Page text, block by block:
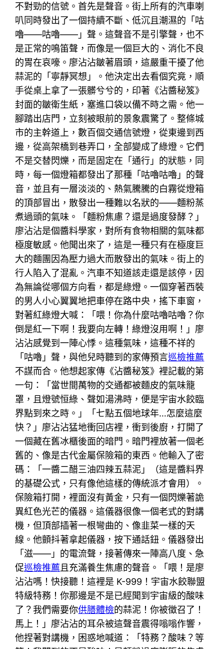
不對勁的信號。首先是聲音。街上所有的汽車喇
叭同時發出了一個持續不斷、低沉且潮濕的「咕
嚕——咕嚕——」聲。這聲音不是引擎聲，也不
是正常的鳴笛聲，而像是一個巨大的、消化不良
的胃在哀嚎。廖沾沾皺著眉頭，這嚴重干擾了他
蒜泥的「寧靜冥想」。他決定出去看個究竟，順
手從桌上拿了一張髒兮兮的，印著《沾醬秘笈》
封面的皺衛生紙，塞進口袋以備不時之需。他一
腳踏出店門，立刻被眼前的景象震驚了。整條城
市的主幹道上，數百個交通信號燈，從東邊到西
邊，從高架橋到巷弄口，全部變成了綠燈。它們
不是交替閃爍，而是固定在「通行」的狀態，同
時，每一個燈箱都發出了那種「咕嚕咕嚕」的聲
音，並且有一層淡淡的、熱氣騰騰的白霧從燈箱
的頂部冒出，散發出一種難以名狀的——麵粉蒸
煮過頭的氣味。「麵粉焦慮？還是過度發酵？」
廖沾沾是個醬料學家，對所有食物相關的氣味都
極度敏感。他聞出來了，這是一種只有在極度巨
大的麵團因為壓力過大而散發出的氣味。街上的
行人陷入了混亂。汽車不知道該走還是該停，因
為無論從哪個方向看，都是綠燈。一個穿著西裝
的男人小心翼翼地把車停在路中央，搖下車窗，
對著紅綠燈大喊：「喂！你為什麼咕嚕咕嚕？你
倒是紅一下啊！我要向左轉！綠燈沒用啊！」廖
沾沾感覺到一陣心悸。這種氣味，這種不祥的
「咕嚕」聲，與他兒時聽到的家傳預言巡檢推薦
不謀而合。他想起家傳《沾醬秘笈》裡記載的第
一句：「當世間萬物的交通都被麵皮的氣味籠
罩，且燈號恒綠、聲如湯沸時，便是宇宙水餃臨
界點到來之時。」「七點五個地球年…怎麼這麼
快？」廖沾沾猛地衝回店裡，衝到後廚，打開了
一個藏在舊冰櫃後面的暗門。暗門裡放著一個老
舊的、像是古代金屬保險箱的東西。他輸入了密
碼：「一醬二醋三油四辣五蒜泥」（這是醬料界
的基礎公式，只有像他這樣的傳統派才會用）。
保險箱打開，裡面沒有黃金，只有一個閃爍著詭
異紅色光芒的儀器。這儀器很像一個老式的對講
機，但頂部插著一根彎曲的、像韭菜一樣的天
線。他顫抖著拿起儀器，按下通話鈕。儀器發出
「滋——」的電流聲，接著傳來一陣高八度、急
促巡檢推薦且充滿養生焦慮的聲音。「喂！是廖
沾沾嗎！快接聽！這裡是 K-999！宇宙水餃聯盟
特級特務！你那邊是不是已經聞到宇宙級的酸味
了？我們需要你供膳體檢的蒜泥！你被徵召了！
馬上！」廖沾沾的耳朵被這聲音震得嗡嗡作響，
他捏著對講機，困惑地喊道：「特務？酸味？等